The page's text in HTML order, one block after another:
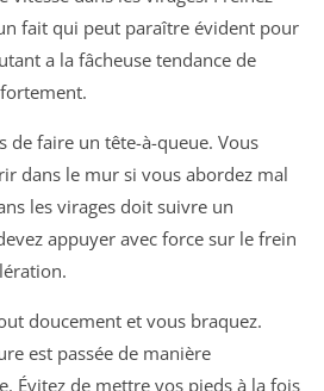
fait qui peut paraître évident pour
a la fâcheuse tendance de
de faire un tête-à-queue. Vous
dans le mur si vous abordez mal
les virages doit suivre un
appuyer avec force sur le frein
doucement et vous braquez.
est passée de manière
Évitez de mettre vos pieds à la fois